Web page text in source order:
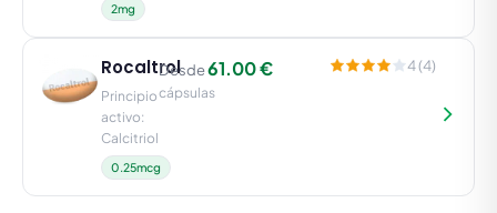
2mg
Rocaltrol
Principio
activo:
Calcitriol
0.25mcg
Desde61.00 €
cápsulas
4 (4)